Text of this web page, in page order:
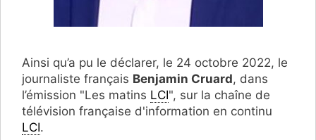
Ainsi qu’a pu le déclarer, le 24 octobre 2022, le
journaliste français Benjamin Cruard, dans
l’émission "Les matins LCI", sur la chaîne de
télévision française d'information en continu
LCI.